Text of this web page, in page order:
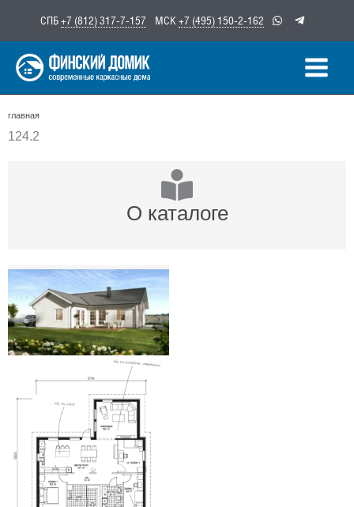
содержимому
СПБ+7 (812) 317-7-157 МСК +7 (495) 150-2-162
главная
124.2
О каталоге